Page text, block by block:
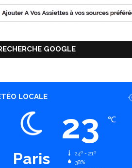
GOOGLE
LOCALE
Paris
23 ℃
24º - 21º
38%